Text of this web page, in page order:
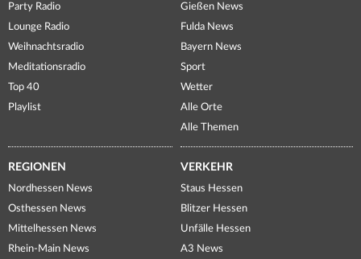
Party Radio
Lounge Radio
Weihnachtsradio
Meditationsradio
Top 40
Playlist
Gießen News
Fulda News
Bayern News
Sport
Wetter
Alle Orte
Alle Themen
REGIONEN
Nordhessen News
Osthessen News
Mittelhessen News
Rhein-Main News
VERKEHR
Staus Hessen
Blitzer Hessen
Unfälle Hessen
A3 News